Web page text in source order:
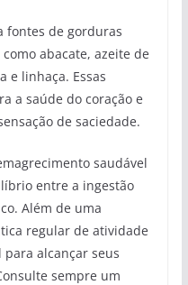
fontes de gorduras
abacate, azeite de
e linhaça. Essas
a saúde do coração e
de saciedade.
saudável
entre a ingestão
Além de uma
regular de atividade
alcançar seus
sempre um